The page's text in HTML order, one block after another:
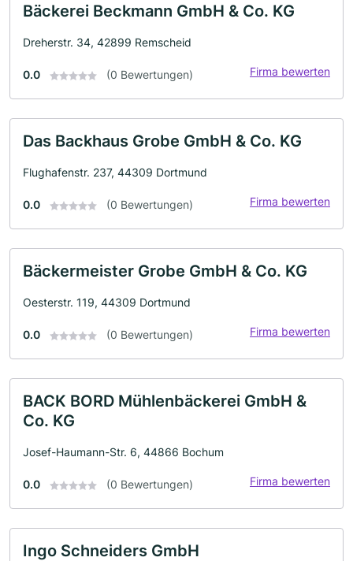
Bäckerei Beckmann GmbH & Co. KG
Dreherstr. 34, 42899 Remscheid
0.0 (0 Bewertungen) Firma bewerten
Das Backhaus Grobe GmbH & Co. KG
Flughafenstr. 237, 44309 Dortmund
0.0 (0 Bewertungen) Firma bewerten
Bäckermeister Grobe GmbH & Co. KG
Oesterstr. 119, 44309 Dortmund
0.0 (0 Bewertungen) Firma bewerten
BACK BORD Mühlenbäckerei GmbH &
Co. KG
Josef-Haumann-Str. 6, 44866 Bochum
0.0 (0 Bewertungen) Firma bewerten
Ingo Schneiders GmbH